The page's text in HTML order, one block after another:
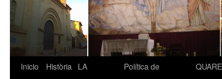
Inicio Història
LA
Política de